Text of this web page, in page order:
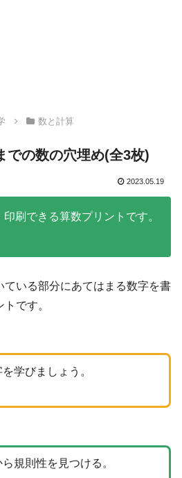
数と計算
での数の穴埋め(全3枚)
2023.05.19
刷できる算数プリントです。
ている部分にあてはまる数字を書
です。
学びましょう。
規則性を見つける。